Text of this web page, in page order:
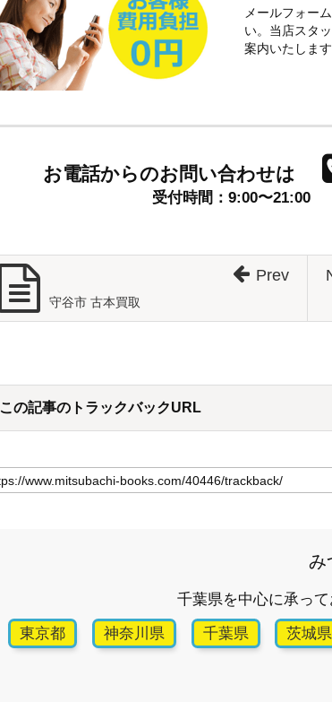
メールフォー
い。当店スタ
案内いたします
お電話からのお問い合わせは
受付時間：9:00〜21:00
守谷市 古本買取
Prev
この記事のトラックバックURL
み
千葉県を中心に承っ
東京都
神奈川県 千葉県 茨城県